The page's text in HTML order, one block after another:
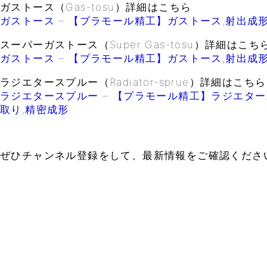
ガストース（Gas-tosu）詳細はこちら
ガストース – 【プラモール精工】ガストース,射出成
スーパーガストース（Super Gas-tosu）詳細はこち
ガストース – 【プラモール精工】ガストース,射出成
ラジエタースプルー（Radiator-sprue）詳細はこちら
ラジエタースプルー – 【プラモール精工】ラジエタ
取り,精密成形
ぜひチャンネル登録をして、最新情報をご確認くださ